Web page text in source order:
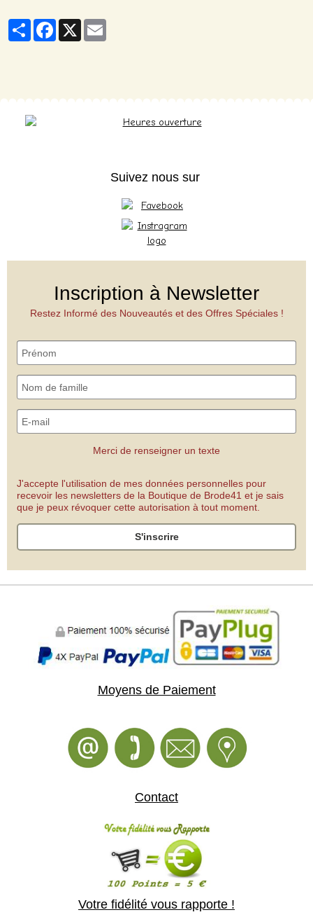
PartagerFacebook
X
Suivez nous sur
Inscription à Newsletter
Restez Informé des Nouveautés et des Offres Spéciales !
Merci de renseigner un texte
J'accepte l'utilisation de mes données personnelles pour
recevoir les newsletters de la Boutique de Brode41 et je sais
que je peux révoquer cette autorisation à tout moment.
S'inscrire
Moyens de Paiement
Contact
Votre fidélité vous rapporte !